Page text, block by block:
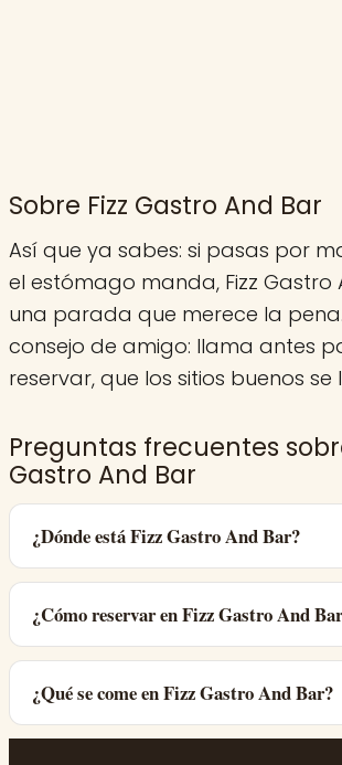
Sobre Fizz Gastro And Bar
Así que ya sabes: si pasas por
el estómago manda, Fizz Gastro
una parada que merece la
consejo de amigo: llama antes
reservar, que los sitios buenos se
Preguntas frecuentes
Gastro And Bar
¿Dónde está Fizz Gastro And Bar?
¿Cómo reservar en Fizz Gastro And
¿Qué se come en Fizz Gastro And Bar?